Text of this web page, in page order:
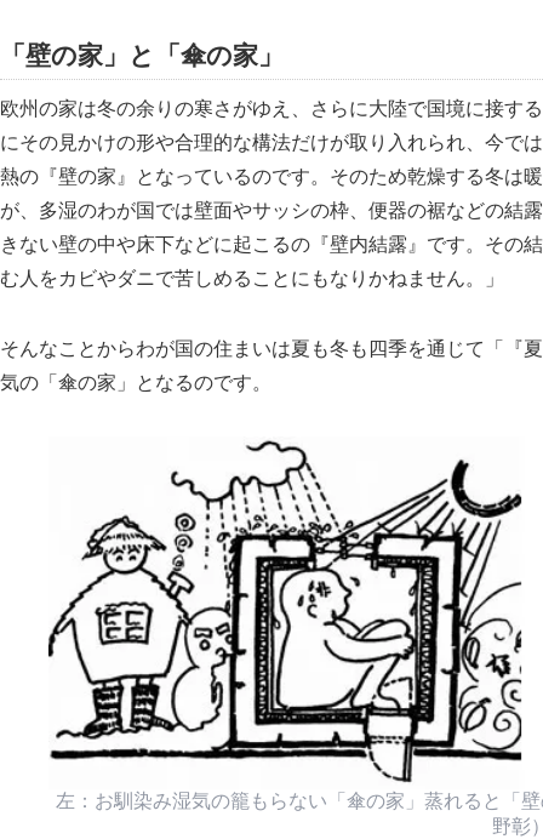
壁の家 と 傘の家
欧州の家は冬の余りの寒さがゆえ、さらに大陸で国境に接す
にその見かけの形や合理的な構法だけが取り入れられ、今で
熱の
壁の家
となっているのです。そのため乾燥する冬は
が、多湿のわが国では壁面やサッシの枠、便器の裾などの結
きない壁の中や床下などに起こるの
壁内結露
です。その
む人をカビやダニで苦しめることにもなりかねません。
そんなことからわが国の住まいは夏も冬も四季を通じて
夏
気の
傘の家 となるのです。
左：お馴染み湿気の籠もらない 傘の家 蒸れると
野彰